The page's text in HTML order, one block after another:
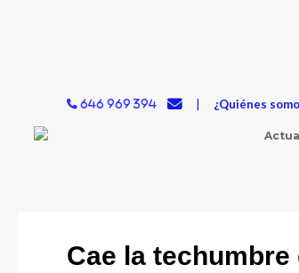
646 969 394 ¿Quiénes
Cae la